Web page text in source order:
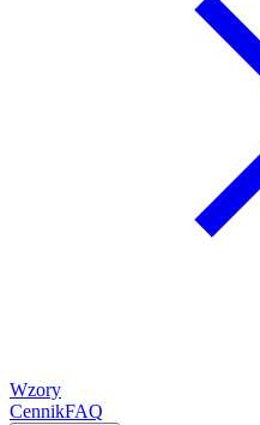
Wzory
CennikFAQ